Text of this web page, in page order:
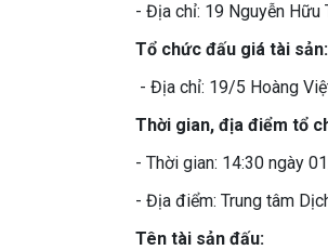
- Địa chỉ: 19 Nguyễn Hữu
Tổ chức đấu giá tài
- Địa chỉ: 19/5 Hoàng
Thời gian, địa điểm tổ
- Thời gian: 14:30 ngày
- Địa điểm: Trung tâm
Tên tài sản đấu: